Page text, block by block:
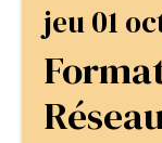
jeu 01